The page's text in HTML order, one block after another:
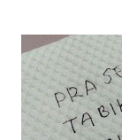
balik keja aku
sikit...dalam
kami memang
dalam... dan